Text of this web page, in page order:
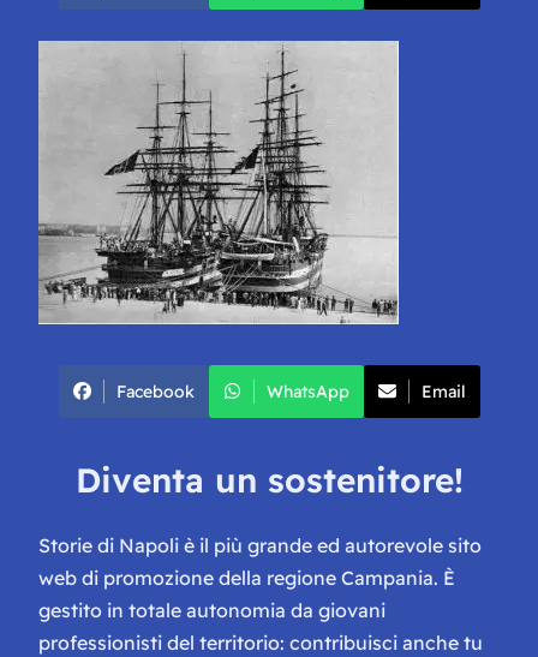
Facebook WhatsApp Email
Diventa un sostenitore!
Storie di Napoli è il più grande ed autorevole sito
web di promozione della regione Campania. È
gestito in totale autonomia da giovani
professionisti del territorio: contribuisci anche tu